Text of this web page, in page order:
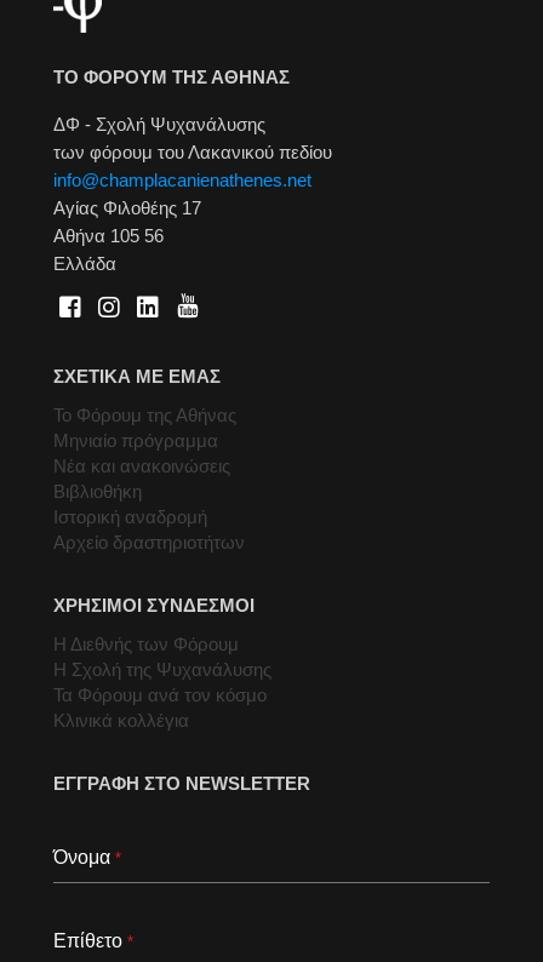
ΤΟ ΦΟΡΟΥΜ ΤΗΣ ΑΘΗΝΑΣ
ΔΦ - Σχολή Ψυχανάλυσης
των φόρουμ του Λακανικού πεδίου
info@champlacanienathenes.net
Αγίας Φιλοθέης 17
Αθήνα 105 56
Ελλάδα
ΣΧΕΤΙΚΑ ΜΕ ΕΜΑΣ
Το Φόρουμ της Αθήνας
Μηνιαίο πρόγραμμα
Νέα και ανακοινώσεις
Βιβλιοθήκη
Ιστορική αναδρομή
Αρχείο δραστηριοτήτων
ΧΡΗΣΙΜΟΙ ΣΥΝΔΕΣΜΟΙ
Η Διεθνής των Φόρουμ
Η Σχολή της Ψυχανάλυσης
Τα Φόρουμ ανά τον κόσμο
Κλινικά κολλέγια
ΕΓΓΡΑΦΗ ΣΤΟ NEWSLETTER
Όνομα *
Επίθετο *